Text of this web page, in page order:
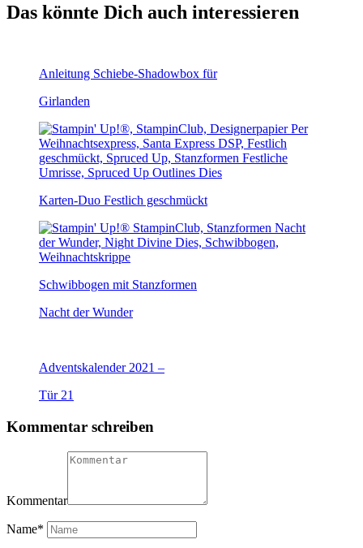
Das könnte Dich auch interessieren
Anleitung Schiebe-Shadowbox für
Girlanden
Karten-Duo Festlich geschmückt
Schwibbogen mit Stanzformen
Nacht der Wunder
Adventskalender 2021 –
Tür 21
Kommentar schreiben
Kommentar
Name*